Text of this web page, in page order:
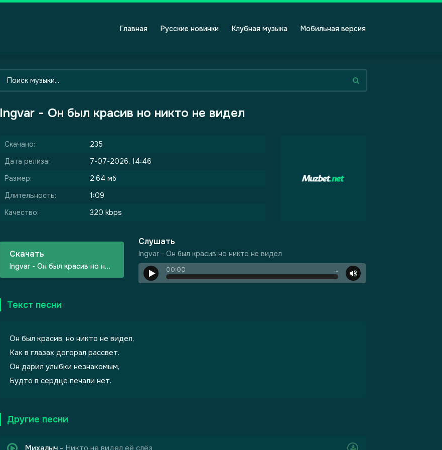
Главная Русские новинки Клубная музыка Мобильная версия
Ingvar - Он был красив но никто не видел
Скачано:
235
Дата релиза:
7-07-2026, 14:46
Размер:
2.64 мб
Длительность:
1:09
Качество:
320 kbps
Скачать
Ingvar - Он был красив но никто не видел
Слушать
Ingvar - Он был красив но никто не видел
00:00 …
Текст песни
Он был красив, но никто не видел,
Как в глазах догорал рассвет.
Он дарил улыбки незнакомым,
Будто в сердце печали нет.
Другие песни
Михалыч - Никто не видел её слёз